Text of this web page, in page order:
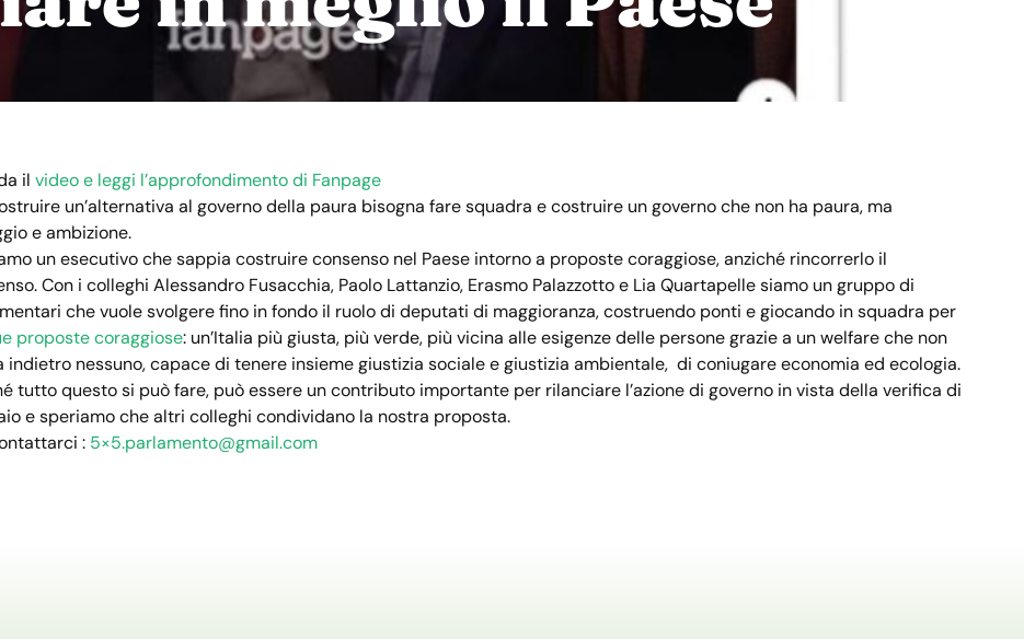
il video e leggi l’approfondimento di Fanpage
un’alternativa al governo della paura bisogna fare squadra e costruire un governo che non ha paura, ma
e ambizione.
un esecutivo che sappia costruire consenso nel Paese intorno a proposte coraggiose, anziché rincorrerlo il
Con i colleghi Alessandro Fusacchia, Paolo Lattanzio, Erasmo Palazzotto e Lia Quartapelle siamo un gruppo di
che vuole svolgere fino in fondo il ruolo di deputati di maggioranza, costruendo ponti e giocando in squadra per
proposte coraggiose: un’Italia più giusta, più verde, più vicina alle esigenze delle persone grazie a un welfare che non
indietro nessuno, capace di tenere insieme giustizia sociale e giustizia ambientale, di coniugare economia ed ecologia.
tutto questo si può fare, può essere un contributo importante per rilanciare l’azione di governo in vista della verifica di
e speriamo che altri colleghi condividano la nostra proposta.
: 5×5.parlamento@gmail.com